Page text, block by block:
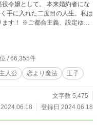
。 本来婚約者にな
手に入れた二度目の人生。私は
位 / 66,355件
人公 恋より魔法 王子
文字数 5,475
登録日 2024.06.18